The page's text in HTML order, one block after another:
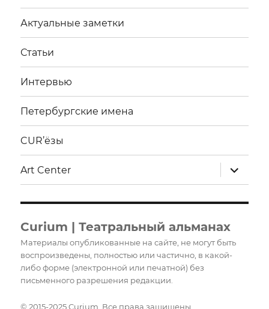
Актуальные заметки
Статьи
Интервью
Петербургские имена
CUR’ёзы
Art Center
меню
Curium | Театральный альманах
Материалы опубликованные на сайте, не могут быть
воспроизведены, полностью или частично, в какой-
либо форме (электронной или печатной) без
письменного разрешения редакции.
© 2015-2025 Curium. Все права защищены.